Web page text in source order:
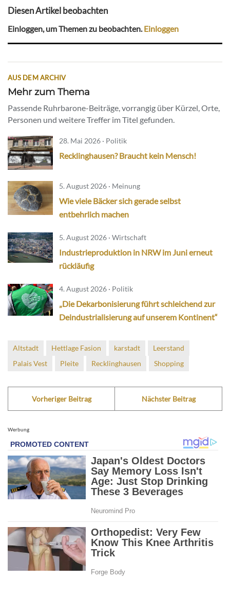
Diesen Artikel beobachten
Einloggen, um Themen zu beobachten.Einloggen
AUS DEM ARCHIV
Mehr zum Thema
Passende Ruhrbarone-Beiträge, vorrangig über Kürzel, Orte,
Personen und weitere Treffer im Titel gefunden.
28. Mai 2026 · Politik
Recklinghausen? Braucht kein Mensch!
5. August 2026 · Meinung
Wie viele Bäcker sich gerade selbst
entbehrlich machen
5. August 2026 · Wirtschaft
Industrieproduktion in NRW im Juni erneut
rückläufig
4. August 2026 · Politik
„Die Dekarbonisierung führt schleichend zur
Deindustrialisierung auf unserem Kontinent“
Altstadt Hettlage Fasion karstadt
Leerstand
Palais Vest
Pleite Recklinghausen Shopping
Vorheriger Beitrag Nächster Beitrag
Werbung